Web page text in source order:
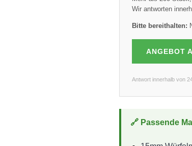
Wir antworten
Bitte bereithalten:
ANGEBOT
Antwort innerhalb von
🔗 Passende